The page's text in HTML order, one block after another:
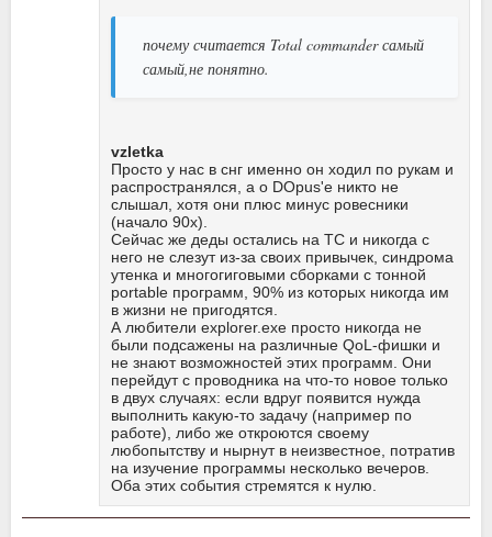
почему считается Total commander самый
самый,не понятно.
vzletka
Просто у нас в снг именно он ходил по рукам и
распространялся, а о DOpus'е никто не
слышал, хотя они плюс минус ровесники
(начало 90х).
Сейчас же деды остались на TC и никогда с
него не слезут из-за своих привычек, синдрома
утенка и многогиговыми сборками с тонной
portable программ, 90% из которых никогда им
в жизни не пригодятся.
А любители explorer.exe просто никогда не
были подсажены на различные QoL-фишки и
не знают возможностей этих программ. Они
перейдут с проводника на что-то новое только
в двух случаях: если вдруг появится нужда
выполнить какую-то задачу (например по
работе), либо же откроются своему
любопытству и нырнут в неизвестное, потратив
на изучение программы несколько вечеров.
Оба этих события стремятся к нулю.